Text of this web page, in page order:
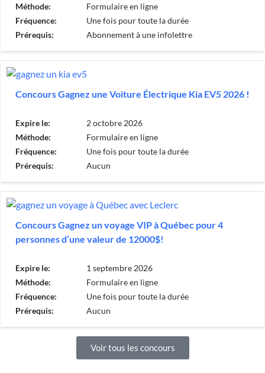
Méthode:
Formulaire en ligne
Fréquence:
Une fois pour toute la durée
Prérequis:
Abonnement à une infolettre
Concours Gagnez une Voiture Électrique Kia EV5 2026 !
Expire le:
2 octobre 2026
Méthode:
Formulaire en ligne
Fréquence:
Une fois pour toute la durée
Prérequis:
Aucun
Concours Gagnez un voyage VIP à Québec pour 4
personnes d’une valeur de 12000$!
Expire le:
1 septembre 2026
Méthode:
Formulaire en ligne
Fréquence:
Une fois pour toute la durée
Prérequis:
Aucun
Voir tous les concours